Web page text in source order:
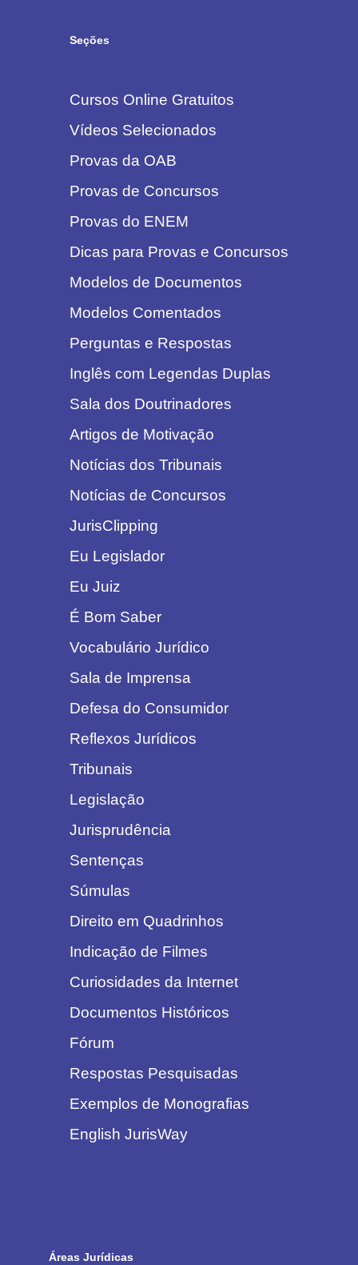
Seções
Cursos Online Gratuitos
Vídeos Selecionados
Provas da OAB
Provas de Concursos
Provas do ENEM
Dicas para Provas e Concursos
Modelos de Documentos
Modelos Comentados
Perguntas e Respostas
Inglês com Legendas Duplas
Sala dos Doutrinadores
Artigos de Motivação
Notícias dos Tribunais
Notícias de Concursos
JurisClipping
Eu Legislador
Eu Juiz
É Bom Saber
Vocabulário Jurídico
Sala de Imprensa
Defesa do Consumidor
Reflexos Jurídicos
Tribunais
Legislação
Jurisprudência
Sentenças
Súmulas
Direito em Quadrinhos
Indicação de Filmes
Curiosidades da Internet
Documentos Históricos
Fórum
Respostas Pesquisadas
Exemplos de Monografias
English JurisWay
Áreas Jurídicas